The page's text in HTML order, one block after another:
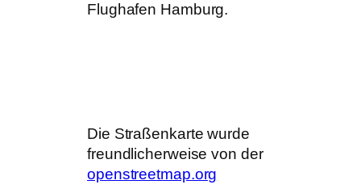
Flughafen Hamburg.
Die Straßenkarte wurde
freundlicherweise von der
openstreetmap.org